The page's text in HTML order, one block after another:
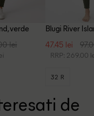
verde
lei
Blugi River
47.45 lei
RRP: 269.00
32 R
de